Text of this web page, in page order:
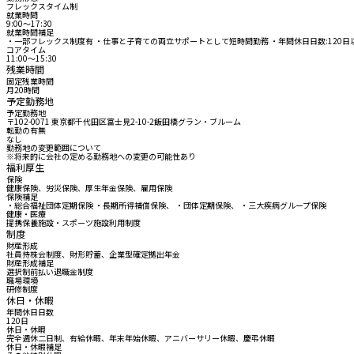
フレックスタイム制
就業時間
9:00〜17:30
就業時間補足
・一部フレックス制度有 ・仕事と子育ての両立サポートとして短時間勤務 ・年間休日日数:120日
コアタイム
11:00〜15:30
残業時間
固定残業時間
月20時間
予定勤務地
予定勤務地
〒102-0071 東京都千代田区富士見2-10-2飯田橋グラン・ブルーム
転勤の有無
なし
勤務地の変更範囲について
※将来的に会社の定める勤務地への変更の可能性あり
福利厚生
保険
健康保険、労災保険、厚生年金保険、雇用保険
保険補足
・総合福祉団体定期保険 ・長期所得補償保険、 ・団体定期保険、 ・三大疾病グループ保険
健康・医療
提携保養施設・スポーツ施設利用制度
制度
財産形成
社員持株会制度、財形貯蓄、企業型確定拠出年金
財産形成補足
選択制前払い退職金制度
職場環境
研修制度
休日・休暇
年間休日日数
120日
休日・休暇
完全週休二日制、有給休暇、年末年始休暇、アニバーサリー休暇、慶弔休暇
休日・休暇補足